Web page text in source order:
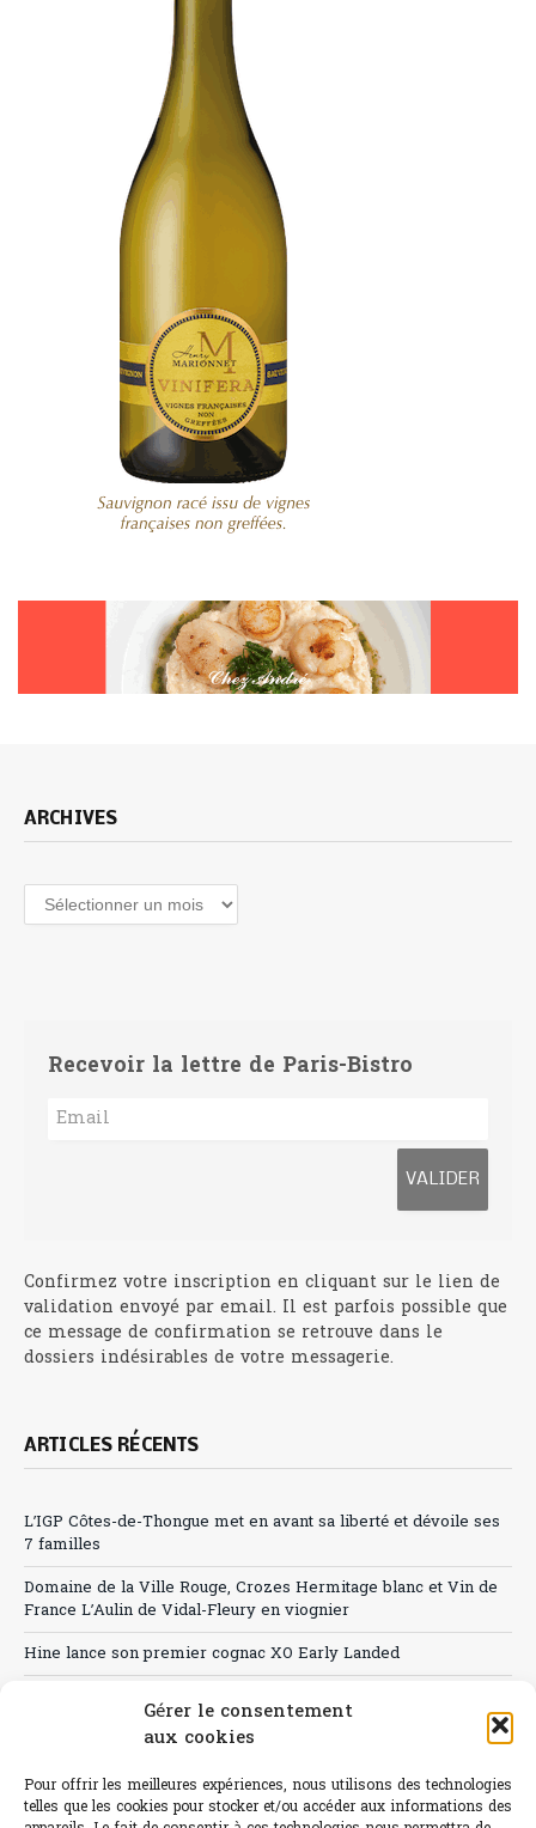
Gérer le consentement
aux cookies
Pour offrir les meilleures expériences, nous utilisons des technologies
telles que les cookies pour stocker et/ou accéder aux informations des
ARCHIVES
Archives
Recevoir la lettre de Paris-Bistro
Confirmez votre inscription en cliquant sur le lien de
validation envoyé par email. Il est parfois possible que
ce message de confirmation se retrouve dans le
dossiers indésirables de votre messagerie.
ARTICLES RÉCENTS
L’IGP Côtes-de-Thongue met en avant sa liberté et dévoile ses
7 familles
Domaine de la Ville Rouge, Crozes Hermitage blanc et Vin de
France L’Aulin de Vidal-Fleury en viognier
Hine lance son premier cognac XO Early Landed
Sélection de rosés 2026